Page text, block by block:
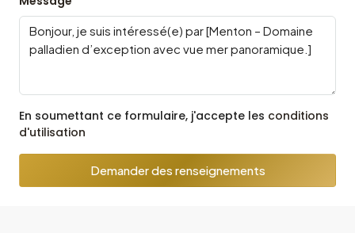
En soumettant ce formulaire, j'accepte les conditions
d'utilisation
Demander des renseignements